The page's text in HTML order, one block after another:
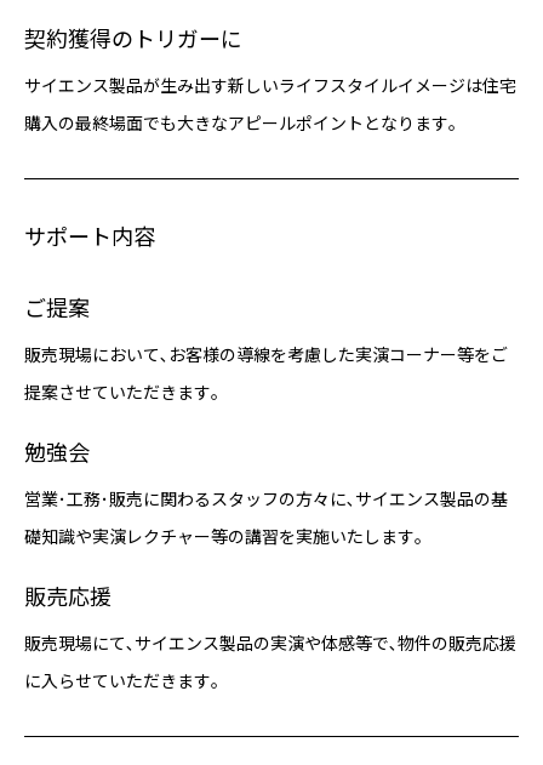
契約獲得のトリガーに
サイエンス製品が生み出す新しいライフスタイルイメージは住宅
購入の最終場面でも大きなアピールポイントとなります｡
サポート内容
ご提案
販売現場において､お客様の導線を考慮した実演コーナー等をご
提案させていただきます｡
勉強会
営業･工務･販売に関わるスタッフの方々に､サイエンス製品の基
礎知識や実演レクチャー等の講習を実施いたします｡
販売応援
販売現場にて､サイエンス製品の実演や体感等で､物件の販売応援
に入らせていただきます｡